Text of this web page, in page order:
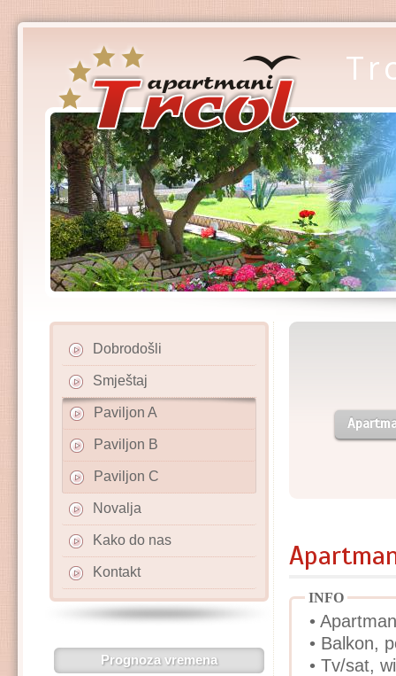
Dobrodošli
Smještaj
Paviljon A
Paviljon B
Paviljon C
Novalja
Kako do nas
Kontakt
Prognoza vremena
INFO
•
• Balkon,
• Tv/sat,